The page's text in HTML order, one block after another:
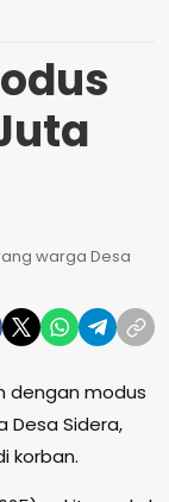
warga Desa
dengan modus
Desa Sidera,
korban.